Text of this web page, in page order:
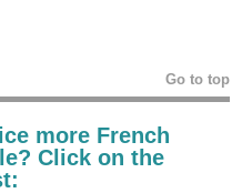
Go to top
more French
Click on the